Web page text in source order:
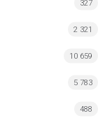
327
2 321
10 659
5 783
488